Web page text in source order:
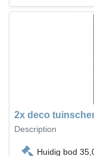
2x deco
Description
Huidig bod